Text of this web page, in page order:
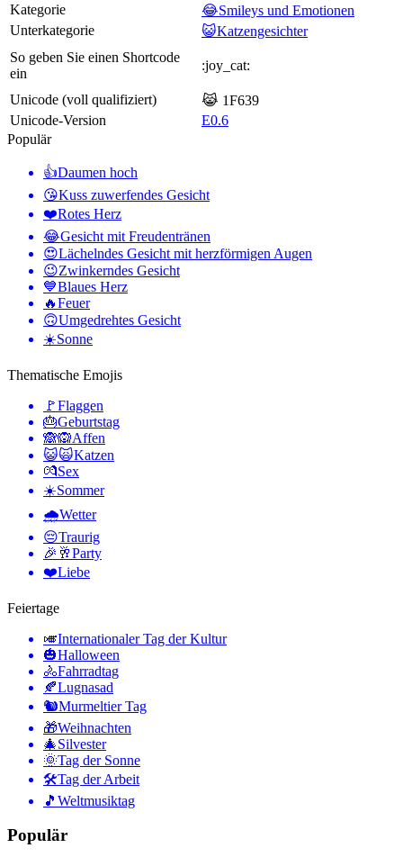
Kategorie
😂Smileys und Emotionen
Unterkategorie
😺Katzengesichter
So geben Sie einen Shortcode
ein
:joy_cat:
Unicode (voll qualifiziert)
😹 1F639
Unicode-Version
E0.6
Populär
👍Daumen hoch
😘Kuss zuwerfendes Gesicht
❤️Rotes Herz
😂Gesicht mit Freudentränen
😍Lächelndes Gesicht mit herzförmigen Augen
😉Zwinkerndes Gesicht
💙Blaues Herz
🔥Feuer
🙃Umgedrehtes Gesicht
☀️Sonne
Thematische Emojis
🚩Flaggen
🎂Geburtstag
🙈🙉Affen
😺🙀Katzen
💏Sex
☀️Sommer
🌧Wetter
😔Traurig
🎉🥂Party
❤️Liebe
Feiertage
🎺Internationaler Tag der Kultur
🎃Halloween
🚴Fahrradtag
🍂Lugnasad
🐿Murmeltier Tag
🎁Weihnachten
🎄Silvester
🌞Tag der Sonne
🛠Tag der Arbeit
🎵 Weltmusiktag
Populär